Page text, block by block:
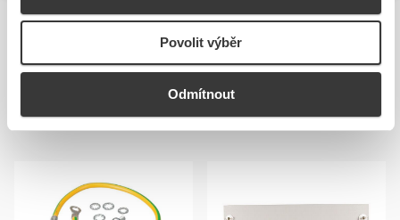
Povolit výběr
Odmítnout
Podobné produkty